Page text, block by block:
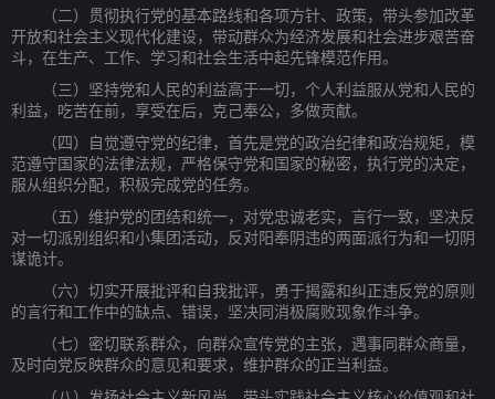
（二）贯彻执行党的基本路线和各项方针、政策，带头参加改革
开放和社会主义现代化建设，带动群众为经济发展和社会进步艰苦奋
斗，在生产、工作、学习和社会生活中起先锋模范作用。
（三）坚持党和人民的利益高于一切，个人利益服从党和人民的
利益，吃苦在前，享受在后，克己奉公，多做贡献。
（四）自觉遵守党的纪律，首先是党的政治纪律和政治规矩，模
范遵守国家的法律法规，严格保守党和国家的秘密，执行党的决定，
服从组织分配，积极完成党的任务。
（五）维护党的团结和统一，对党忠诚老实，言行一致，坚决反
对一切派别组织和小集团活动，反对阳奉阴违的两面派行为和一切阴
谋诡计。
（六）切实开展批评和自我批评，勇于揭露和纠正违反党的原则
的言行和工作中的缺点、错误，坚决同消极腐败现象作斗争。
（七）密切联系群众，向群众宣传党的主张，遇事同群众商量，
及时向党反映群众的意见和要求，维护群众的正当利益。